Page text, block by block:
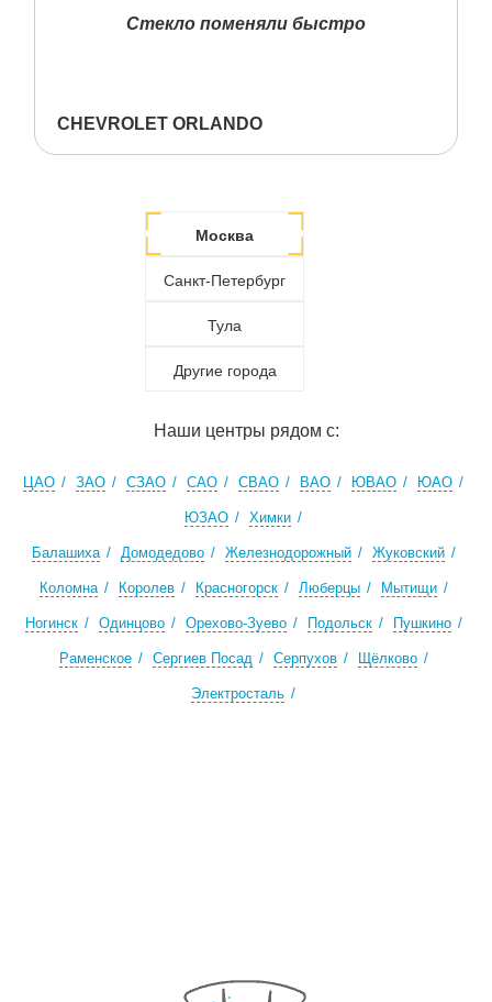
Стекло поменяли быстро
CHEVROLET ORLANDO
Москва
Санкт-Петербург
Тула
Другие города
Наши центры рядом с:
ЦАО ЗАО СЗАО САО СВАО ВАО ЮВАО ЮАО
ЮЗАО Химки
Балашиха Домодедово Железнодорожный Жуковский
Коломна Королев Красногорск Люберцы Мытищи
Ногинск Одинцово Орехово-Зуево Подольск Пушкино
Раменское Сергиев Посад Серпухов Щёлково
Электросталь